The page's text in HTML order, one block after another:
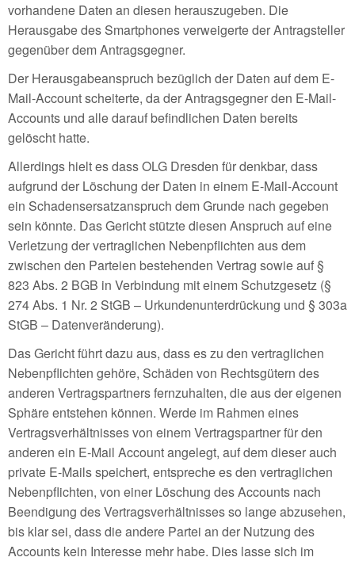
vorhandene Daten an diesen herauszugeben. Die
Herausgabe des Smartphones verweigerte der Antragsteller
gegenüber dem Antragsgegner.
Der Herausgabeanspruch bezüglich der Daten auf dem E-
Mail-Account scheiterte, da der Antragsgegner den E-Mail-
Accounts und alle darauf befindlichen Daten bereits
gelöscht hatte.
Allerdings hielt es dass OLG Dresden für denkbar, dass
aufgrund der Löschung der Daten in einem E-Mail-Account
ein Schadensersatzanspruch dem Grunde nach gegeben
sein könnte. Das Gericht stützte diesen Anspruch auf eine
Verletzung der vertraglichen Nebenpflichten aus dem
zwischen den Parteien bestehenden Vertrag sowie auf §
823 Abs. 2 BGB in Verbindung mit einem Schutzgesetz (§
274 Abs. 1 Nr. 2 StGB – Urkundenunterdrückung und § 303a
StGB – Datenveränderung).
Das Gericht führt dazu aus, dass es zu den vertraglichen
Nebenpflichten gehöre, Schäden von Rechtsgütern des
anderen Vertragspartners fernzuhalten, die aus der eigenen
Sphäre entstehen können. Werde im Rahmen eines
Vertragsverhältnisses von einem Vertragspartner für den
anderen ein E-Mail Account angelegt, auf dem dieser auch
private E-Mails speichert, entspreche es den vertraglichen
Nebenpflichten, von einer Löschung des Accounts nach
Beendigung des Vertragsverhältnisses so lange abzusehen,
bis klar sei, dass die andere Partei an der Nutzung des
Accounts kein Interesse mehr habe. Dies lasse sich im